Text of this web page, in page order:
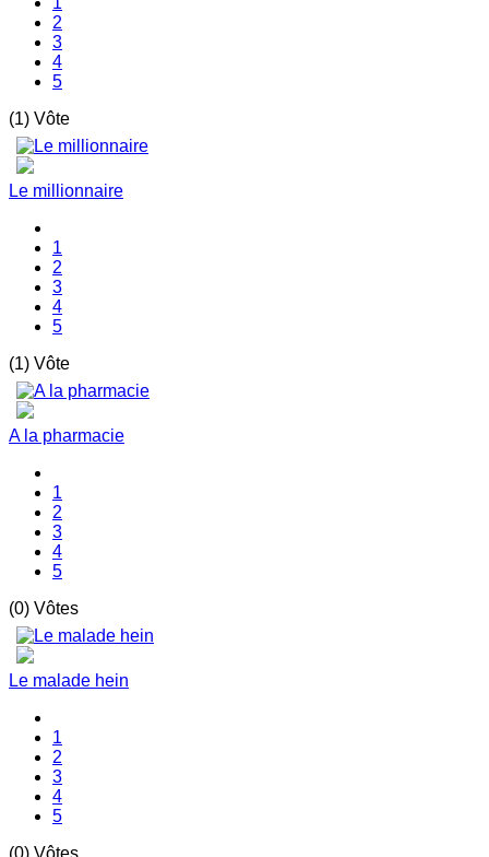
2
3
4
5
(1) Vôte
Le millionnaire
1
2
3
4
5
(1) Vôte
A la pharmacie
1
2
3
4
5
(0) Vôtes
Le malade hein
1
2
3
4
5